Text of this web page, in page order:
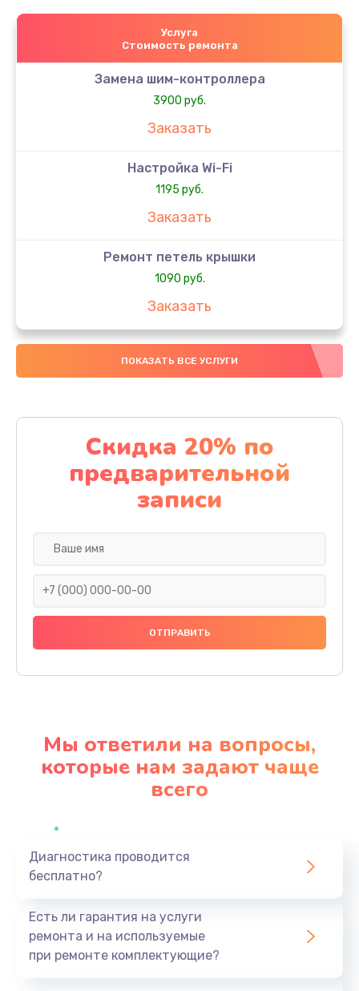
Услуга
Стоимость ремонта
Замена шим-контроллера
3900 руб.
Заказать
Настройка Wi-Fi
1195 руб.
Заказать
Ремонт петель крышки
1090 руб.
Заказать
Замена вебкамеры
1495 руб.
Установка драйверов
1000 руб.
Заказать
Ремонт цепей питания
2500 руб.
Заказать
Ремонт разъема питания
Заказать
ПОКАЗАТЬ ВСЕ УСЛУГИ
Скидка 20% по
предварительной
записи
Мы ответили на вопросы,
которые нам задают чаще
всего
Диагностика проводится
бесплатно?
Есть ли гарантия на услуги
ремонта и на используемые
при ремонте комплектующие?